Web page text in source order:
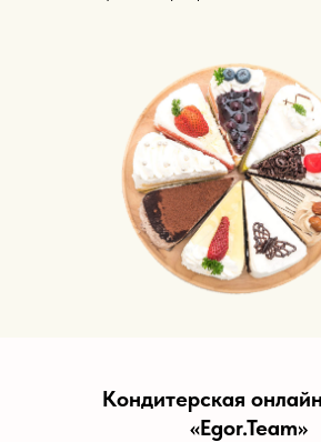
Кондитерская
«Egor.Team»